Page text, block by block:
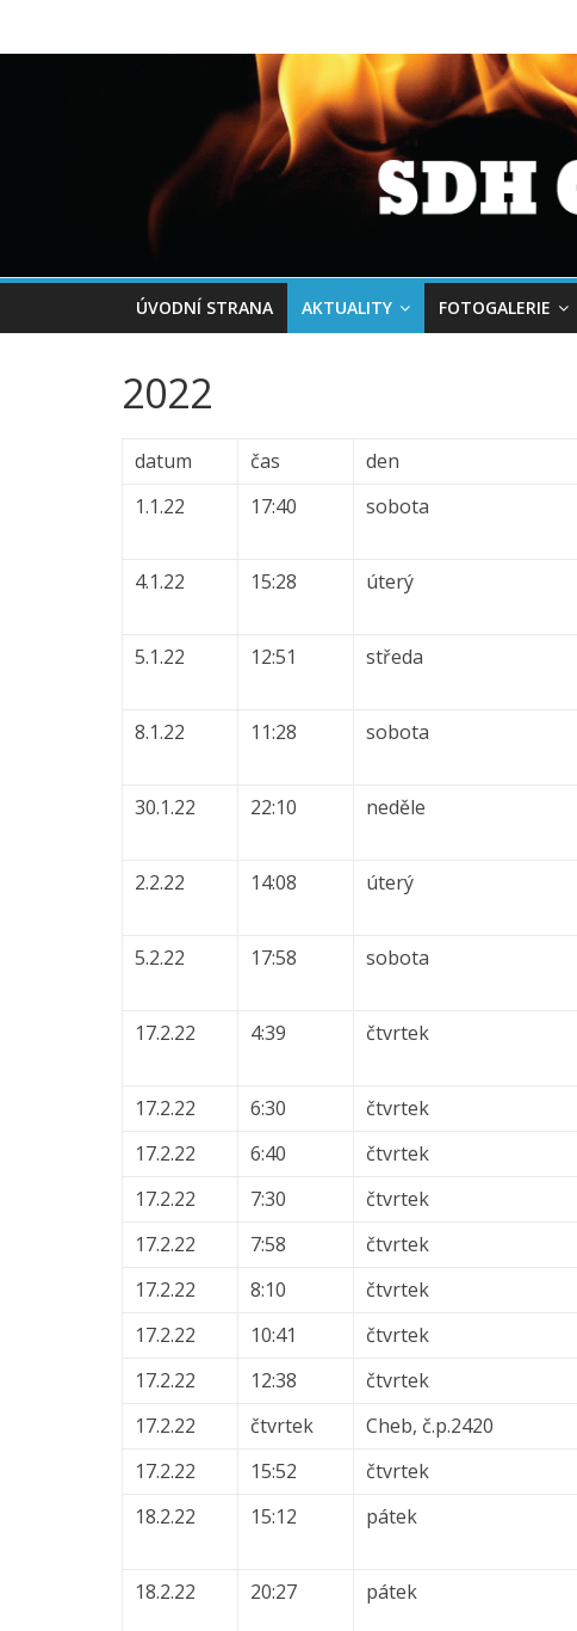
ÚVODNÍ STRANA AKTUALITY FOTOGALERIE
2022
datum čas den
1.1.22
17:40 sobota
4.1.22
15:28 úterý
5.1.22
12:51 středa
8.1.22
11:28 sobota
30.1.22
22:10 neděle
2.2.22
14:08 úterý
5.2.22
17:58 sobota
17.2.22
4:39 čtvrtek
17.2.22
6:30 čtvrtek
17.2.22
6:40 čtvrtek
17.2.22
7:30 čtvrtek
17.2.22
7:58 čtvrtek
17.2.22
8:10 čtvrtek
17.2.22
10:41 čtvrtek
17.2.22
12:38 čtvrtek
17.2.22
čtvrtek Cheb, č.p.2420
17.2.22
15:52 čtvrtek
18.2.22
15:12 pátek
18.2.22
20:27 pátek